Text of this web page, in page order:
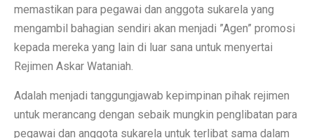
memastikan para pegawai dan anggota sukarela yang
mengambil bahagian sendiri akan menjadi ”Agen” promosi
kepada mereka yang lain di luar sana untuk menyertai
Rejimen Askar Wataniah.
Adalah menjadi tanggungjawab kepimpinan pihak rejimen
untuk merancang dengan sebaik mungkin penglibatan para
pegawai dan anggota sukarela untuk terlibat sama dalam